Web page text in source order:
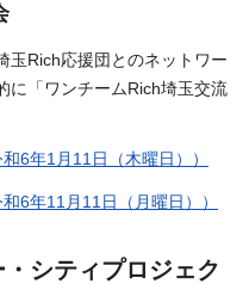
玉Rich応援団とのネットワー
に「ワンチームRich埼玉交流
6年1月11日（木曜日））
6年11月11日（月曜日））
シティプロジェク